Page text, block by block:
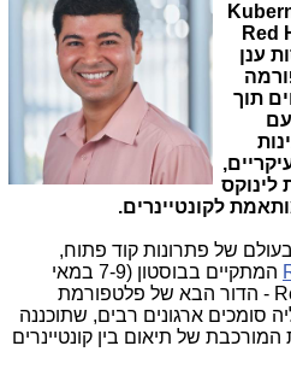
Red
ענן
תוך
עם
לינוקס
לקונטיינרים.
של פתרונות קוד פתוח,
המתקיים בבוסטון (7-9 במאי
- הדור הבא של פלטפורמת
סומכים ארגונים רבים, שתוכננה
של תיאום בין קונטיינרים